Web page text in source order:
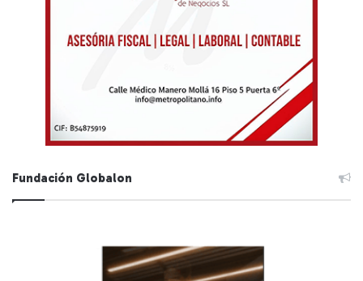
Fundación Globalon